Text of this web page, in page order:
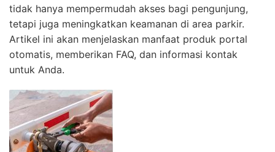
tidak hanya mempermudah akses bagi pengunjung,
tetapi juga meningkatkan keamanan di area parkir.
Artikel ini akan menjelaskan manfaat produk portal
otomatis, memberikan FAQ, dan informasi kontak
untuk Anda.